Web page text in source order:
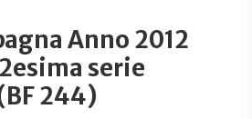
Anno 2012
serie
244)